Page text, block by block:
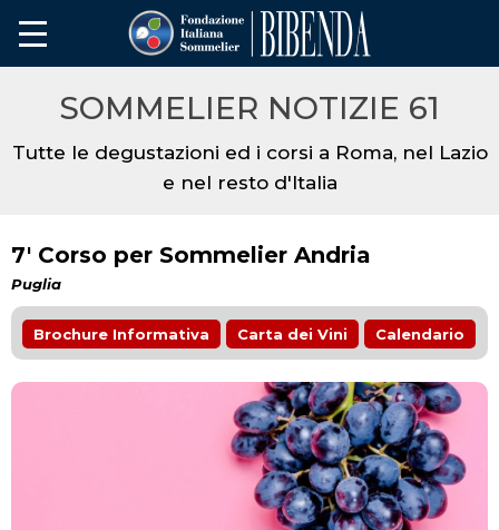
SOMMELIER NOTIZIE 61
Tutte le degustazioni ed i corsi a Roma, nel Lazio
e nel resto d'Italia
7' Corso per Sommelier Andria
Puglia
Brochure Informativa Carta dei Vini Calendario